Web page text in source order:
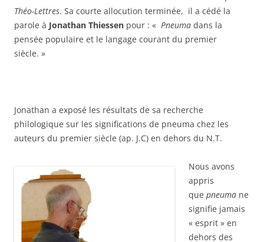
Théo-Lettres. Sa courte allocution terminée, il a cédé la
parole à Jonathan Thiessen pour : « Pneuma dans la
pensée populaire et le langage courant du premier
siècle. »
Jonathan a exposé les résultats de sa recherche
philologique sur les significations de pneuma chez les
auteurs du premier siècle (ap. J.C) en dehors du N.T.
Nous avons
appris
que pneuma ne
signifie jamais
« esprit » en
dehors des